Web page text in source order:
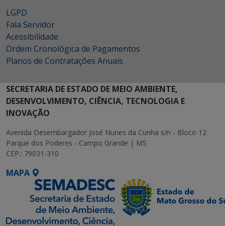
LGPD
Fala Servidor
Acessibilidade
Ordem Cronológica de Pagamentos
Planos de Contratações Anuais
SECRETARIA DE ESTADO DE MEIO AMBIENTE,
DESENVOLVIMENTO, CIÊNCIA, TECNOLOGIA E
INOVAÇÃO
Avenida Desembargador José Nunes da Cunha s/n - Bloco 12
Parque dos Poderes - Campo Grande | MS
CEP.: 79031-310
MAPA